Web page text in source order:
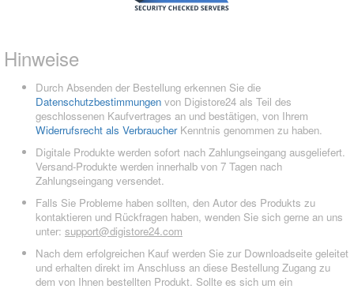
Hinweise
Durch Absenden der Bestellung erkennen Sie die
Datenschutzbestimmungen von Digistore24 als Teil des
geschlossenen Kaufvertrages an und bestätigen, von Ihrem
Widerrufsrecht als VerbraucherKenntnis genommen zu haben.
Digitale Produkte werden sofort nach Zahlungseingang ausgeliefert.
Versand-Produkte werden innerhalb von 7 Tagen nach
Zahlungseingang versendet.
Falls Sie Probleme haben sollten, den Autor des Produkts zu
kontaktieren und Rückfragen haben, wenden Sie sich gerne an uns
unter: support@digistore24.com
Nach dem erfolgreichen Kauf werden Sie zur Downloadseite geleitet
und erhalten direkt im Anschluss an diese Bestellung Zugang zu
dem von Ihnen bestellten Produkt. Sollte es sich um ein